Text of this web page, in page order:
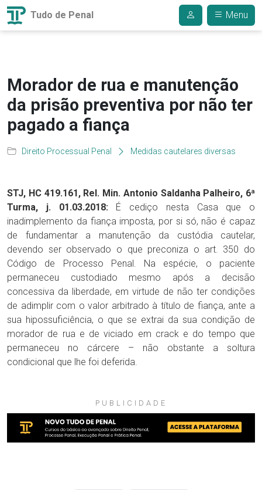
Tudo de Penal Menu
Morador de rua e manutenção
da prisão preventiva por não ter
pagado a fiança
Direito Processual Penal Medidas cautelares diversas
STJ, HC 419.161, Rel. Min. Antonio Saldanha Palheiro, 6ª
Turma, j. 01.03.2018: É cediço nesta Casa que o
inadimplemento da fiança imposta, por si só, não é capaz
de fundamentar a manutenção da custódia cautelar,
devendo ser observado o que preconiza o art. 350 do
Código de Processo Penal. Na espécie, o paciente
permaneceu custodiado mesmo após a decisão
concessiva da liberdade, em virtude de não ter condições
de adimplir com o valor arbitrado à título de fiança, ante a
sua hipossuficiência, o que se extrai da sua condição de
morador de rua e de viciado em crack e do tempo que
permaneceu no cárcere – não obstante a soltura
condicional que lhe foi deferida.
PUBLICIDADE